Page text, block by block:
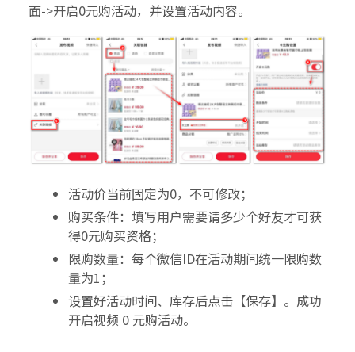
面->开启0元购活动，并设置活动内容。
活动价当前固定为0，不可修改；
购买条件：填写用户需要请多少个好友才可获
得0元购买资格；
限购数量：每个微信ID在活动期间统一限购数
量为1；
设置好活动时间、库存后点击【保存】。成功
开启视频 0 元购活动。